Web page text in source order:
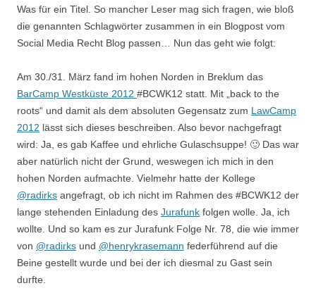
Was für ein Titel. So mancher Leser mag sich fragen, wie bloß
die genannten Schlagwörter zusammen in ein Blogpost vom
Social Media Recht Blog passen… Nun das geht wie folgt:
Am 30./31. März fand im hohen Norden in Breklum das
BarCamp Westküste 2012 #BCWK12 statt. Mit „back to the
roots“ und damit als dem absoluten Gegensatz zum LawCamp
2012 lässt sich dieses beschreiben. Also bevor nachgefragt
wird: Ja, es gab Kaffee und ehrliche Gulaschsuppe! 🙂 Das war
aber natürlich nicht der Grund, weswegen ich mich in den
hohen Norden aufmachte. Vielmehr hatte der Kollege
@radirks angefragt, ob ich nicht im Rahmen des #BCWK12 der
lange stehenden Einladung des Jurafunk folgen wolle. Ja, ich
wollte. Und so kam es zur Jurafunk Folge Nr. 78, die wie immer
von @radirks und @henrykrasemann federführend auf die
Beine gestellt wurde und bei der ich diesmal zu Gast sein
durfte.